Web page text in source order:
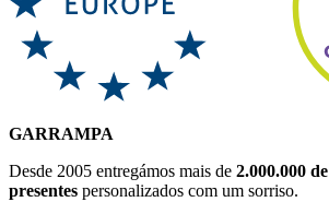
GARRAMPA
Desde 2005 entregámos mais de 2.000.000 de
presentes personalizados com um sorriso.